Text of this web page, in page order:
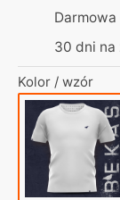
granatowy
30 dni na
Kolor / wzór